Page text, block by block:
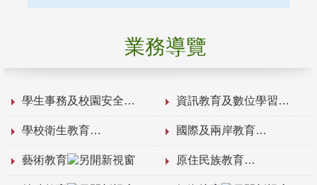
業務導覽
學生事務及校園安全 資訊教育及數位學習
學校衛生教育 國際及兩岸教育
藝術教育 原住民族教育